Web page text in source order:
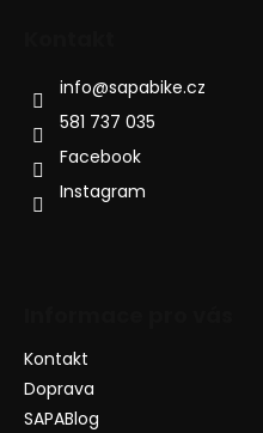
info@sapabike.cz
581 737 035
Facebook
Instagram
Kontakt
Doprava
SAPABlog